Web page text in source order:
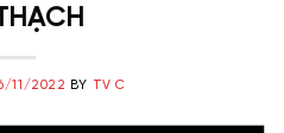
11/2022 BY TV C